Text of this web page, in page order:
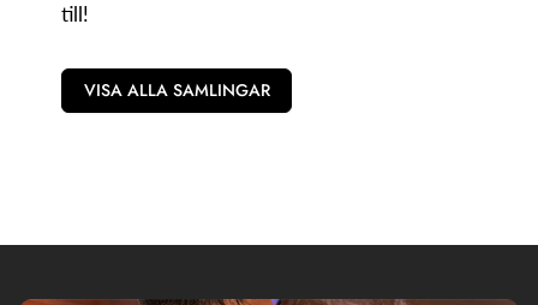
till!
VISA ALLA SAMLINGAR